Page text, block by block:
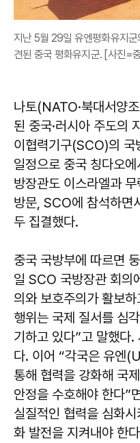
지난 5월 29일 유엔평화유지
견된 중국 평화유지군. [사진=
나토(NATO·북대서양
된 중국·러시아 주도의
이협력기구(SCO)의
일정으로 중국 칭다오
방장관도 이스라엘과
방문, SCO에 참석하면
두 집결했다.
중국 국방부에 따르면
일 SCO 국방장관 회의
의와 보호주의가 활보
행위는 국제 질서를 심
기하고 있다”고 말했다.
다. 이어 “각국은 유엔
통해 협력을 강화해 국
안정을 수호해야 한다”
실질적인 협력을 심화
화 발전을 지켜내야 한